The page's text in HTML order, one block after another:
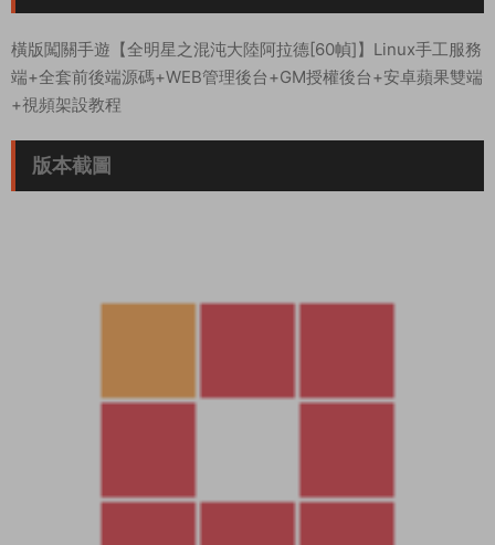
橫版闖關手遊【全明星之混沌大陸阿拉德[60幀]】Linux手工服務
端+全套前後端源碼+WEB管理後台+GM授權後台+安卓蘋果雙端
+視頻架設教程
版本截圖